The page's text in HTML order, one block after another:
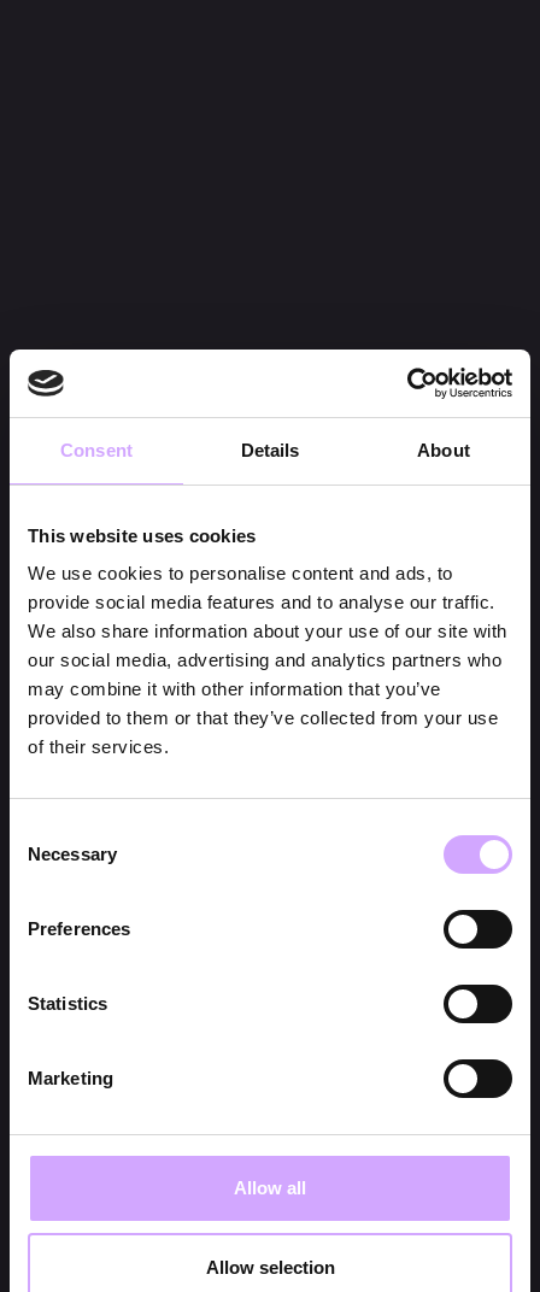
Consent Details About
This website uses cookies
We use cookies to personalise content and ads, to
provide social media features and to analyse our traffic.
We also share information about your use of our site with
our social media, advertising and analytics partners who
may combine it with other information that you’ve
provided to them or that they’ve collected from your use
of their services.
Selection
Necessary
Preferences
Statistics
Marketing
Allow all
Allow selection